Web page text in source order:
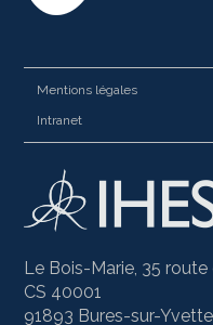
Mentions légales
Intranet
Le Bois-Marie, 35 route
CS 40001
91893 Bures-sur-